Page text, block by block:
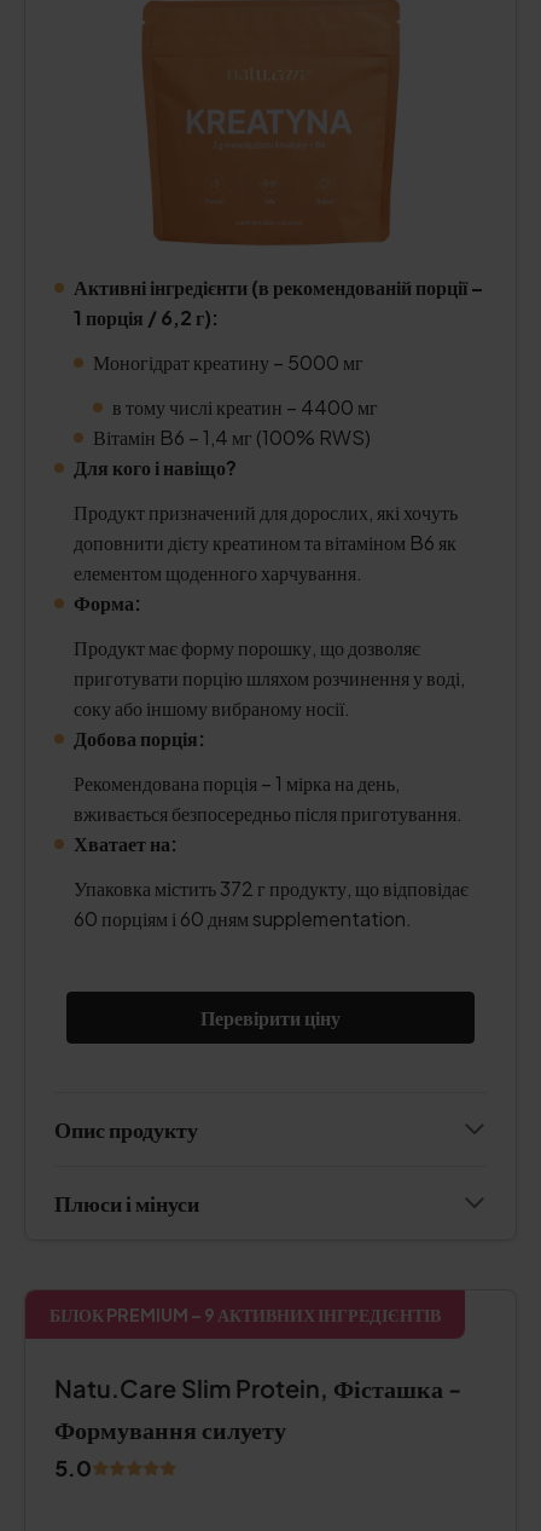
Активні інгредієнти (в рекомендованій порції –
1 порція / 6,2 г):
Моногідрат креатину – 5000 мг
в тому числі креатин – 4400 мг
Вітамін B6 – 1,4 мг (100% RWS)
Для кого і навіщо?
Продукт призначений для дорослих, які хочуть
доповнити дієту креатином та вітаміном B6 як
елементом щоденного харчування.
Форма:
Продукт має форму порошку, що дозволяє
приготувати порцію шляхом розчинення у воді,
соку або іншому вибраному носії.
Добова порція:
Рекомендована порція – 1 мірка на день,
вживається безпосередньо після приготування.
Хватает на:
Упаковка містить 372 г продукту, що відповідає
60 порціям і 60 дням supplementation.
Перевірити ціну
Опис продукту
Плюси і мінуси
БІЛОК PREMIUM – 9 АКТИВНИХ ІНГРЕДІЄНТІВ
Natu.Care Slim Protein, Фісташка -
Формування силуету
5.0